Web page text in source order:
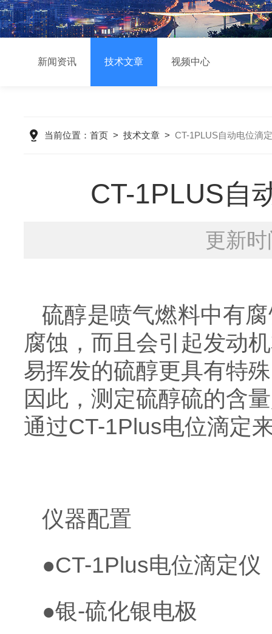
新闻资讯 技术文章 视频中心
当前位置： 首页 > 技术文章 > CT-1PLUS自动电位滴
CT-1PLUS自
更新
硫醇是喷气燃料中有
腐蚀，而且会引起发动
易挥发的硫醇更具有特
因此，测定硫醇硫的含
通过CT-1Plus电位滴定
仪器配置
●CT-1Plus电位滴定仪
●银-硫化银电极